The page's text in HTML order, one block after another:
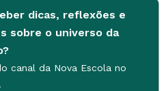
nos padrões de
da energia elétrica
para um mundo mais
dicas, reflexões e
sobre o universo da
canal da Nova Escola no